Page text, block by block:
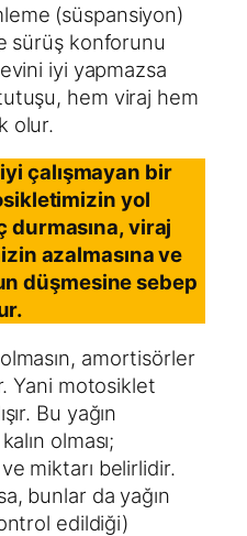
(süspansiyon)
sürüş konforunu
iyi yapmazsa
hem viraj hem
olur.
çalışmayan bir
yol
durmasına, viraj
azalmasına ve
düşmesine sebep
amortisörler
Yani motosiklet
Bu yağın
olması;
miktarı belirlidir.
bunlar da yağın
edildiği)